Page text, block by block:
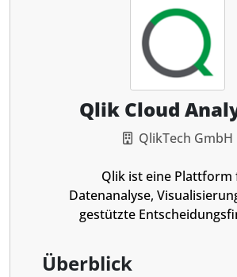
Qlik Cloud
QlikTech GmbH
Qlik ist eine Plattform
Datenanalyse,
gestützte
Überblick